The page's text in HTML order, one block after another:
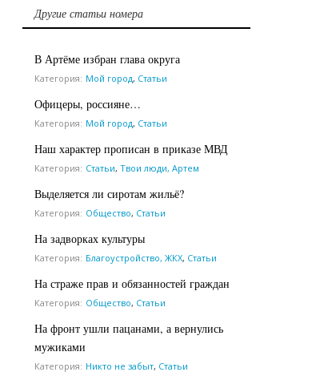
Другие статьи номера
В Артёме избран глава округа
Категория: Мой город, Статьи
Офицеры, россияне…
Категория: Мой город, Статьи
Наш характер прописан в приказе МВД
Категория: Статьи, Твои люди, Артем
Выделяется ли сиротам жильё?
Категория: Общество, Статьи
На задворках культуры
Категория: Благоустройство, ЖКХ, Статьи
На страже прав и обязанностей граждан
Категория: Общество, Статьи
На фронт ушли пацанами, а вернулись
мужиками
Категория: Никто не забыт, Статьи